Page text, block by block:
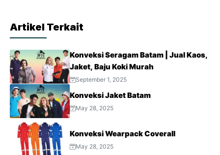
Artikel Terkait
Konveksi Seragam Batam | Jual Kaos,
Jaket, Baju Koki Murah
September 1, 2025
Konveksi Jaket Batam
May 28, 2025
Konveksi Wearpack Coverall
May 28, 2025